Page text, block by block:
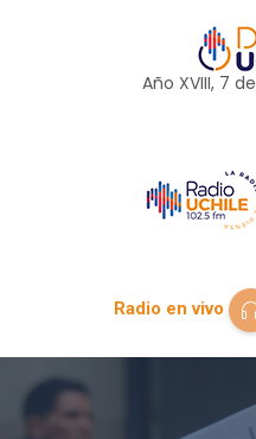
Año XVIII, 7 de
Radio en vivo